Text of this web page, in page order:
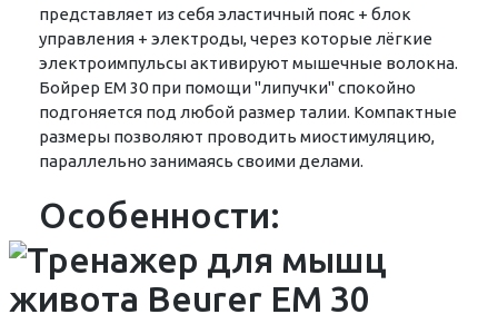
представляет из себя эластичный пояс + блок
управления + электроды, через которые лёгкие
электроимпульсы активируют мышечные волокна.
Бойрер ЕМ 30 при помощи "липучки" спокойно
подгоняется под любой размер талии. Компактные
размеры позволяют проводить миостимуляцию,
параллельно занимаясь своими делами.
Особенности: